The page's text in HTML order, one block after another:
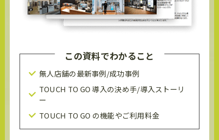
この資料でわかること
無人店舗の最新事例/成功事例
TOUCH TO GO 導入の決め手/導入ストーリ
ー
TOUCH TO GO の機能やご利用料金